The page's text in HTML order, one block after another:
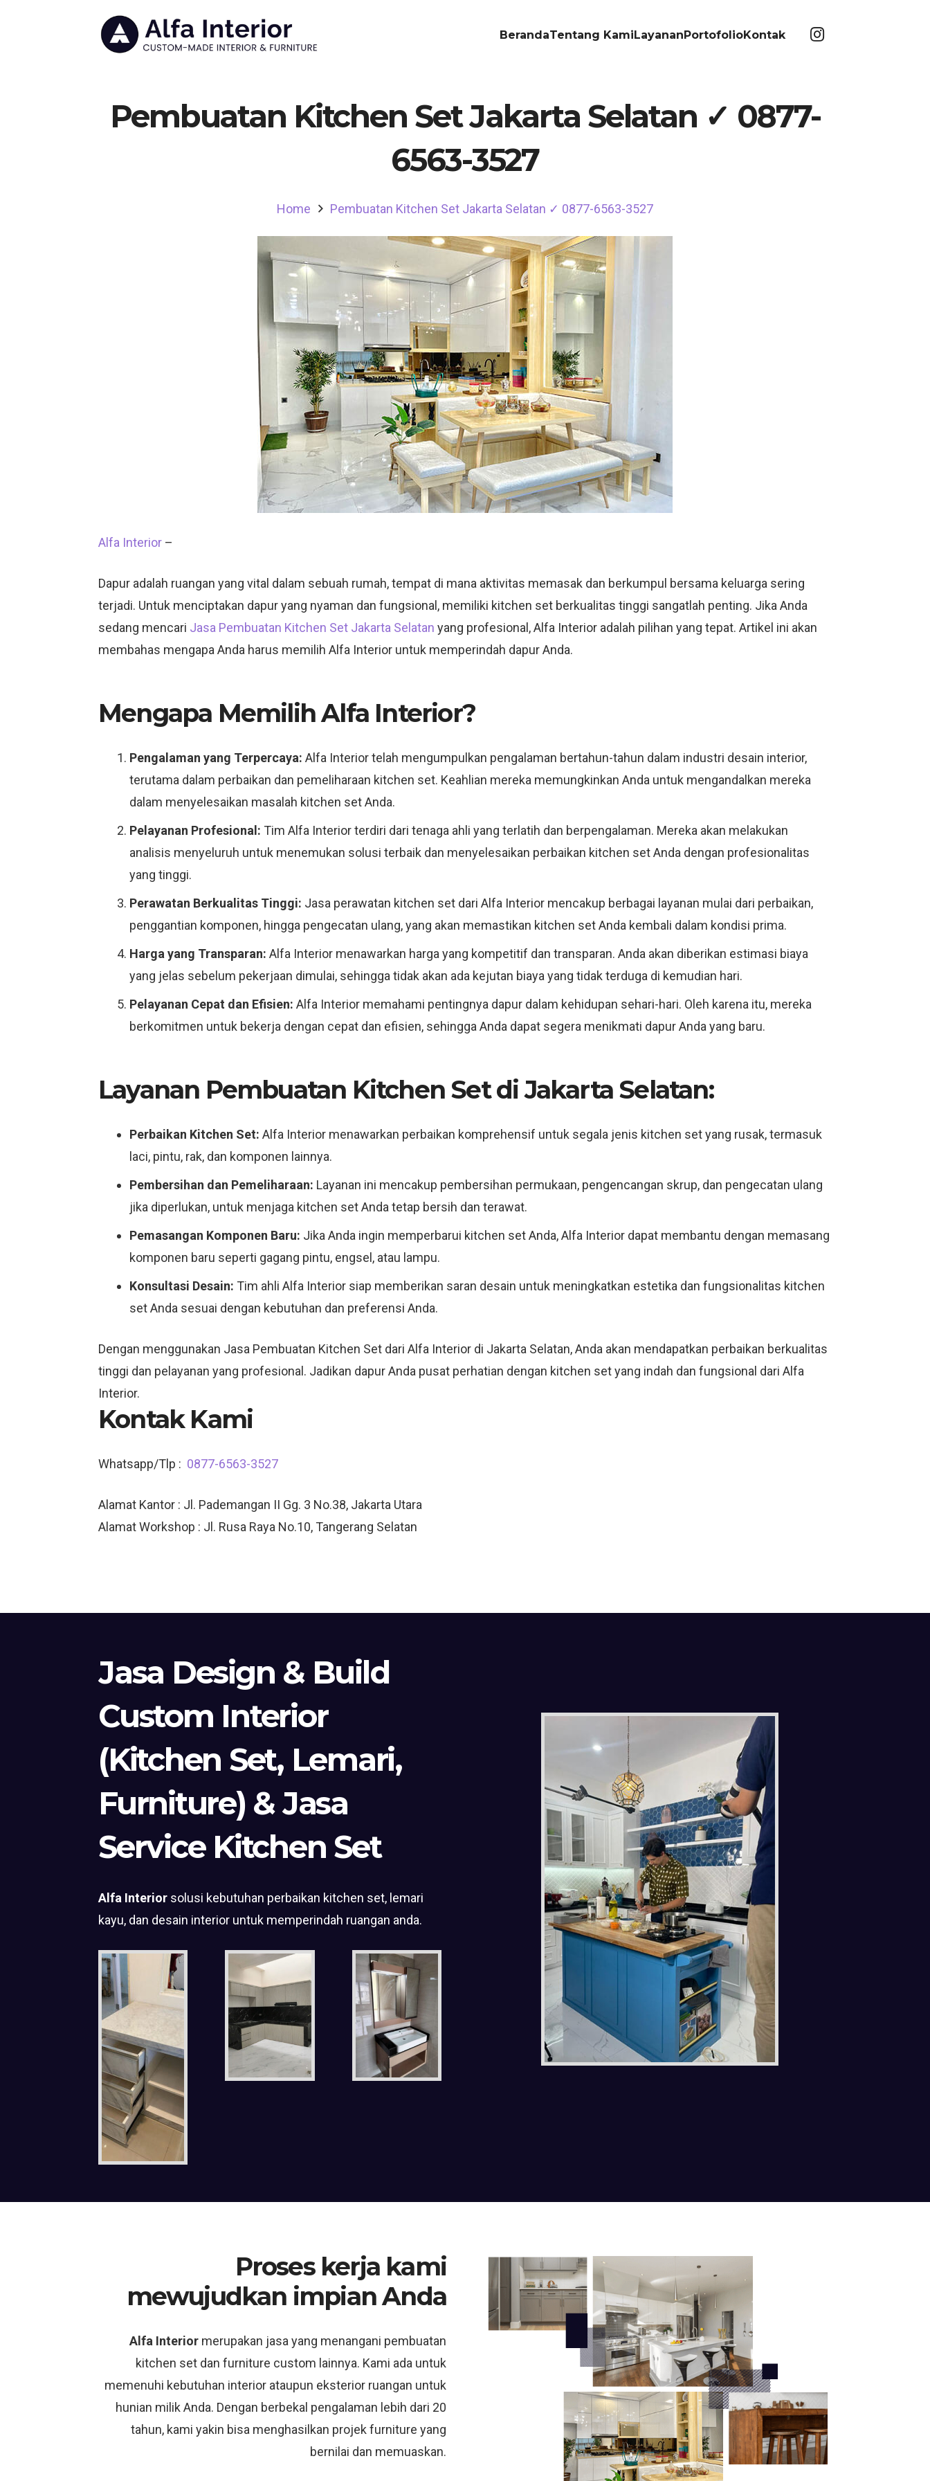
BerandaTentang KamiLayananPortofolioKontak
Pembuatan Kitchen Set Jakarta Selatan ✓ 0877-
6563-3527
Home Pembuatan Kitchen Set Jakarta Selatan ✓ 0877-6563-3527
Alfa Interior –
Dapur adalah ruangan yang vital dalam sebuah rumah, tempat di mana aktivitas memasak dan berkumpul bersama keluarga sering
terjadi. Untuk menciptakan dapur yang nyaman dan fungsional, memiliki kitchen set berkualitas tinggi sangatlah penting. Jika Anda
sedang mencari Jasa Pembuatan Kitchen Set Jakarta Selatan yang profesional, Alfa Interior adalah pilihan yang tepat. Artikel ini akan
membahas mengapa Anda harus memilih Alfa Interior untuk memperindah dapur Anda.
Mengapa Memilih Alfa Interior?
Pengalaman yang Terpercaya: Alfa Interior telah mengumpulkan pengalaman bertahun-tahun dalam industri desain interior,
terutama dalam perbaikan dan pemeliharaan kitchen set. Keahlian mereka memungkinkan Anda untuk mengandalkan mereka
dalam menyelesaikan masalah kitchen set Anda.
Pelayanan Profesional: Tim Alfa Interior terdiri dari tenaga ahli yang terlatih dan berpengalaman. Mereka akan melakukan
analisis menyeluruh untuk menemukan solusi terbaik dan menyelesaikan perbaikan kitchen set Anda dengan profesionalitas
yang tinggi.
Perawatan Berkualitas Tinggi: Jasa perawatan kitchen set dari Alfa Interior mencakup berbagai layanan mulai dari perbaikan,
penggantian komponen, hingga pengecatan ulang, yang akan memastikan kitchen set Anda kembali dalam kondisi prima.
Harga yang Transparan: Alfa Interior menawarkan harga yang kompetitif dan transparan. Anda akan diberikan estimasi biaya
yang jelas sebelum pekerjaan dimulai, sehingga tidak akan ada kejutan biaya yang tidak terduga di kemudian hari.
Pelayanan Cepat dan Efisien: Alfa Interior memahami pentingnya dapur dalam kehidupan sehari-hari. Oleh karena itu, mereka
berkomitmen untuk bekerja dengan cepat dan efisien, sehingga Anda dapat segera menikmati dapur Anda yang baru.
Layanan Pembuatan Kitchen Set di Jakarta Selatan:
Perbaikan Kitchen Set: Alfa Interior menawarkan perbaikan komprehensif untuk segala jenis kitchen set yang rusak, termasuk
laci, pintu, rak, dan komponen lainnya.
Pembersihan dan Pemeliharaan: Layanan ini mencakup pembersihan permukaan, pengencangan skrup, dan pengecatan ulang
jika diperlukan, untuk menjaga kitchen set Anda tetap bersih dan terawat.
Pemasangan Komponen Baru: Jika Anda ingin memperbarui kitchen set Anda, Alfa Interior dapat membantu dengan memasang
komponen baru seperti gagang pintu, engsel, atau lampu.
Konsultasi Desain: Tim ahli Alfa Interior siap memberikan saran desain untuk meningkatkan estetika dan fungsionalitas kitchen
set Anda sesuai dengan kebutuhan dan preferensi Anda.
Dengan menggunakan Jasa Pembuatan Kitchen Set dari Alfa Interior di Jakarta Selatan, Anda akan mendapatkan perbaikan berkualitas
tinggi dan pelayanan yang profesional. Jadikan dapur Anda pusat perhatian dengan kitchen set yang indah dan fungsional dari Alfa
Interior.
Kontak Kami
Whatsapp/Tlp : 0877-6563-3527
Alamat Kantor : Jl. Pademangan II Gg. 3 No.38, Jakarta Utara
Alamat Workshop : Jl. Rusa Raya No.10, Tangerang Selatan
Jasa Design & Build
Custom Interior
(Kitchen Set, Lemari,
Furniture) & Jasa
Service Kitchen Set
Alfa Interior solusi kebutuhan perbaikan kitchen set, lemari
kayu, dan desain interior untuk memperindah ruangan anda.
Proses kerja kami
mewujudkan impian Anda
Alfa Interior merupakan jasa yang menangani pembuatan
kitchen set dan furniture custom lainnya. Kami ada untuk
memenuhi kebutuhan interior ataupun eksterior ruangan untuk
hunian milik Anda. Dengan berbekal pengalaman lebih dari 20
tahun, kami yakin bisa menghasilkan projek furniture yang
bernilai dan memuaskan.